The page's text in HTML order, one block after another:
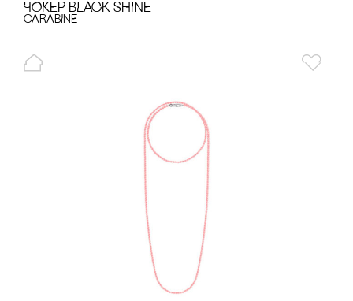
ЧОКЕР BLACK SHINE
cARABINE